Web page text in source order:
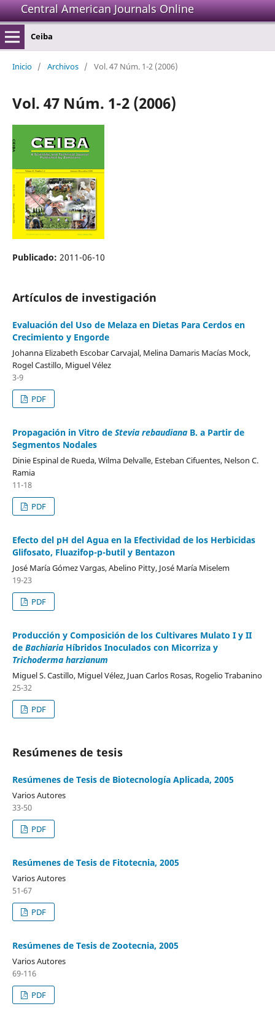
Central American Journals Online
Ceiba
Inicio / Archivos / Vol. 47 Núm. 1-2 (2006)
Vol. 47 Núm. 1-2 (2006)
Publicado: 2011-06-10
Artículos de investigación
Evaluación del Uso de Melaza en Dietas Para Cerdos en
Crecimiento y Engorde
Johanna Elizabeth Escobar Carvajal, Melina Damaris Macías Mock,
Rogel Castillo, Miguel Vélez
3-9
PDF
Propagación in Vitro de Stevia rebaudianaB. a Partir de
Segmentos Nodales
Dinie Espinal de Rueda, Wilma Delvalle, Esteban Cifuentes, Nelson C.
Ramia
11-18
PDF
Efecto del pH del Agua en la Efectividad de los Herbicidas
Glifosato, Fluazifop-p-butil y Bentazon
José María Gómez Vargas, Abelino Pitty, José María Miselem
19-23
PDF
Producción y Composición de los Cultivares Mulato I y II
de BachiariaHíbridos Inoculados con Micorriza y
Trichoderma harzianum
Miguel S. Castillo, Miguel Vélez, Juan Carlos Rosas, Rogelio Trabanino
25-32
PDF
Resúmenes de tesis
Resúmenes de Tesis de Biotecnología Aplicada, 2005
Varios Autores
33-50
PDF
Resúmenes de Tesis de Fitotecnia, 2005
Varios Autores
51-67
PDF
Resúmenes de Tesis de Zootecnia, 2005
Varios Autores
69-116
PDF